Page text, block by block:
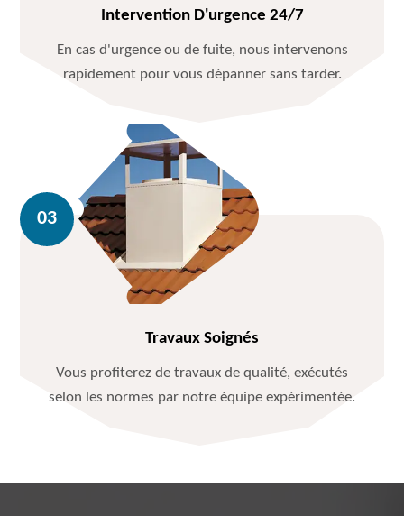
Intervention D'urgence 24/7
En cas d'urgence ou de fuite, nous intervenons
rapidement pour vous dépanner sans tarder.
Travaux Soignés
Vous profiterez de travaux de qualité, exécutés
selon les normes par notre équipe expérimentée.